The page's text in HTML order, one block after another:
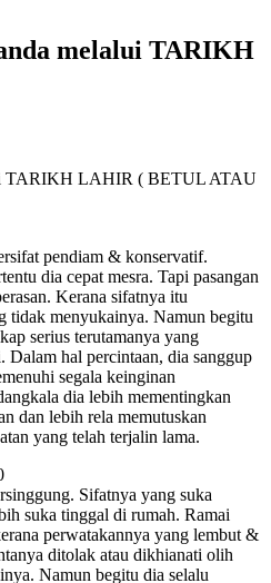
melalui TARIKH
TARIKH LAHIR ( BETUL ATAU
pendiam & konservatif.
dia cepat mesra. Tapi pasangan
Kerana sifatnya itu
tidak menyukainya. Namun begitu
serius terutamanya yang
Dalam hal percintaan, dia sanggup
segala keinginan
dia lebih mementingkan
dan lebih rela memutuskan
yang telah terjalin lama.
Sifatnya yang suka
suka tinggal di rumah. Ramai
perwatakannya yang lembut &
ditolak atau dikhianati olih
Namun begitu dia selalu